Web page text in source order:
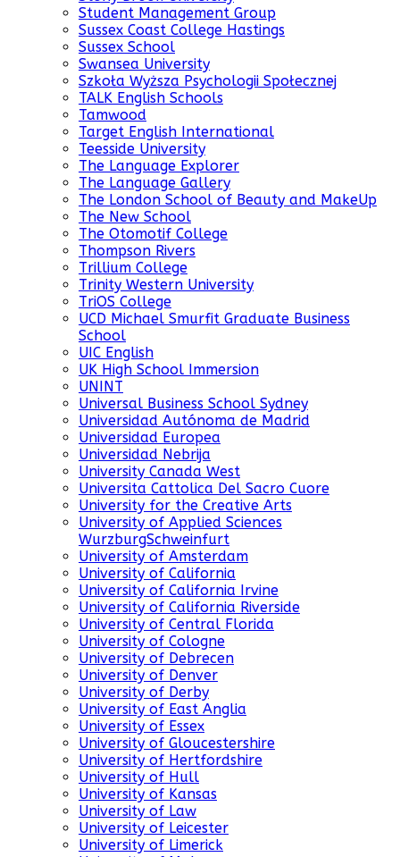
Student Management Group
Sussex Coast College Hastings
Sussex School
Swansea University
Szkoła Wyższa Psychologii Społecznej
TALK English Schools
Tamwood
Target English International
Teesside University
The Language Explorer
The Language Gallery
The London School of Beauty and MakeUp
The New School
The Otomotif College
Thompson Rivers
Trillium College
Trinity Western University
TriOS College
UCD Michael Smurfit Graduate Business
School
UIC English
UK High School Immersion
UNINT
Universal Business School Sydney
Universidad Autónoma de Madrid
Universidad Europea
Universidad Nebrija
University Canada West
Universita Cattolica Del Sacro Cuore
University for the Creative Arts
University of Applied Sciences
WurzburgSchweinfurt
University of Amsterdam
University of California
University of California Irvine
University of California Riverside
University of Central Florida
University of Cologne
University of Debrecen
University of Denver
University of Derby
University of East Anglia
University of Essex
University of Gloucestershire
University of Hertfordshire
University of Hull
University of Kansas
University of Law
University of Leicester
University of Limerick